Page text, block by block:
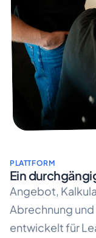
PLATTFORM
Ein
Angebot,
Abrechnung
entwickelt für